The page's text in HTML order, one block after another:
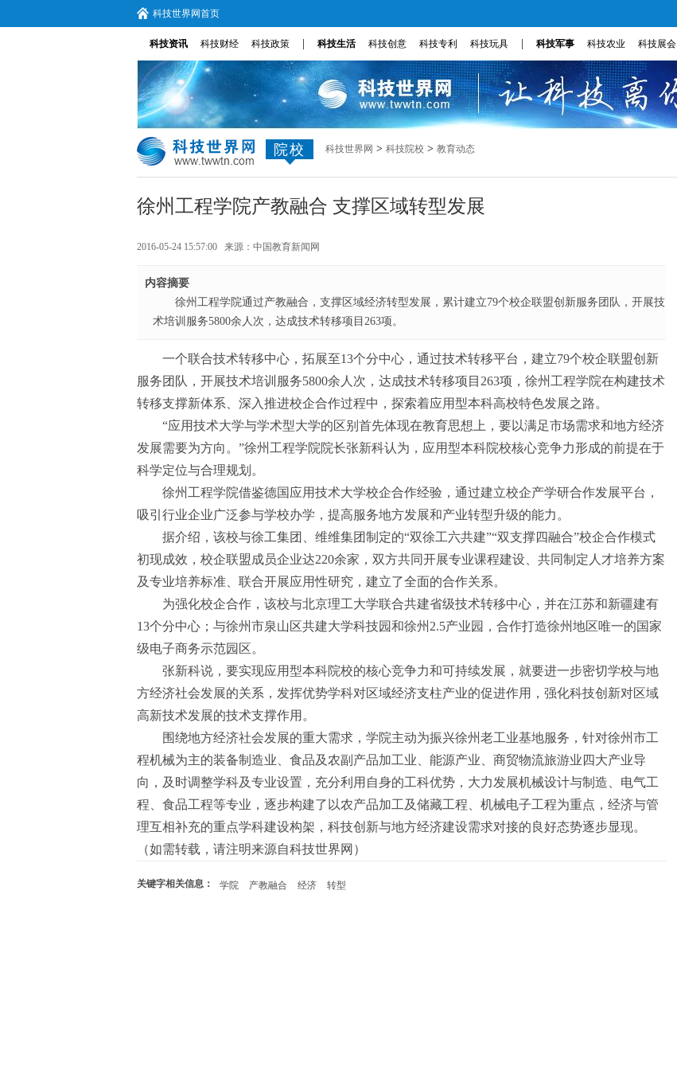
科技世界网首页
科技资讯 科技财经 科技政策 科技生活 科技创意 科技专利 科技玩具 科技军事 科技农业 科技展会
院校 科技世界网 > 科技院校 > 教育动态
徐州工程学院产教融合 支撑区域转型发展
2016-05-24 15:57:00 来源： 中国教育新闻网
内容摘要
徐州工程学院通过产教融合，支撑区域经济转型发展，累计建立79个校企联盟创新服务团队，开展技
术培训服务5800余人次，达成技术转移项目263项。
一个联合技术转移中心，拓展至13个分中心，通过技术转移平台，建立79个校企联盟创新
服务团队，开展技术培训服务5800余人次，达成技术转移项目263项，徐州工程学院在构建技术
转移支撑新体系、深入推进校企合作过程中，探索着应用型本科高校特色发展之路。
“应用技术大学与学术型大学的区别首先体现在教育思想上，要以满足市场需求和地方经济
发展需要为方向。”徐州工程学院院长张新科认为，应用型本科院校核心竞争力形成的前提在于
科学定位与合理规划。
徐州工程学院借鉴德国应用技术大学校企合作经验，通过建立校企产学研合作发展平台，
吸引行业企业广泛参与学校办学，提高服务地方发展和产业转型升级的能力。
据介绍，该校与徐工集团、维维集团制定的“双徐工六共建”“双支撑四融合”校企合作模式
初现成效，校企联盟成员企业达220余家，双方共同开展专业课程建设、共同制定人才培养方案
及专业培养标准、联合开展应用性研究，建立了全面的合作关系。
为强化校企合作，该校与北京理工大学联合共建省级技术转移中心，并在江苏和新疆建有
13个分中心；与徐州市泉山区共建大学科技园和徐州2.5产业园，合作打造徐州地区唯一的国家
级电子商务示范园区。
张新科说，要实现应用型本科院校的核心竞争力和可持续发展，就要进一步密切学校与地
方经济社会发展的关系，发挥优势学科对区域经济支柱产业的促进作用，强化科技创新对区域
高新技术发展的技术支撑作用。
围绕地方经济社会发展的重大需求，学院主动为振兴徐州老工业基地服务，针对徐州市工
程机械为主的装备制造业、食品及农副产品加工业、能源产业、商贸物流旅游业四大产业导
向，及时调整学科及专业设置，充分利用自身的工科优势，大力发展机械设计与制造、电气工
程、食品工程等专业，逐步构建了以农产品加工及储藏工程、机械电子工程为重点，经济与管
理互相补充的重点学科建设构架，科技创新与地方经济建设需求对接的良好态势逐步显现。
（如需转载，请注明来源自科技世界网）
关键字相关信息： 学院 产教融合 经济 转型